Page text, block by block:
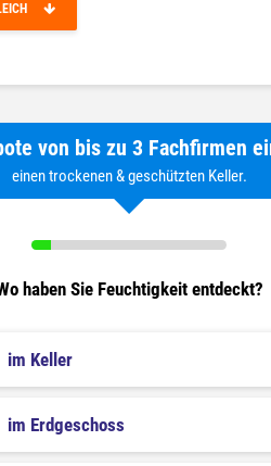
von bis zu 3 Fachfirmen
einen trockenen & geschützten Keller.
haben Sie Feuchtigkeit entdeckt?
im Keller
im Erdgeschoss